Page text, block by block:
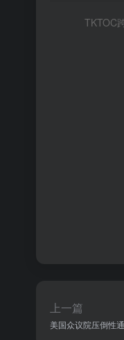
TKTOC
上一篇
美国众议院压倒性